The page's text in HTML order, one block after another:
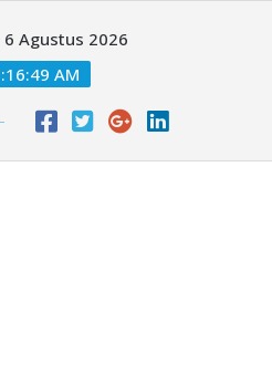
6 Agustus 2026
AM